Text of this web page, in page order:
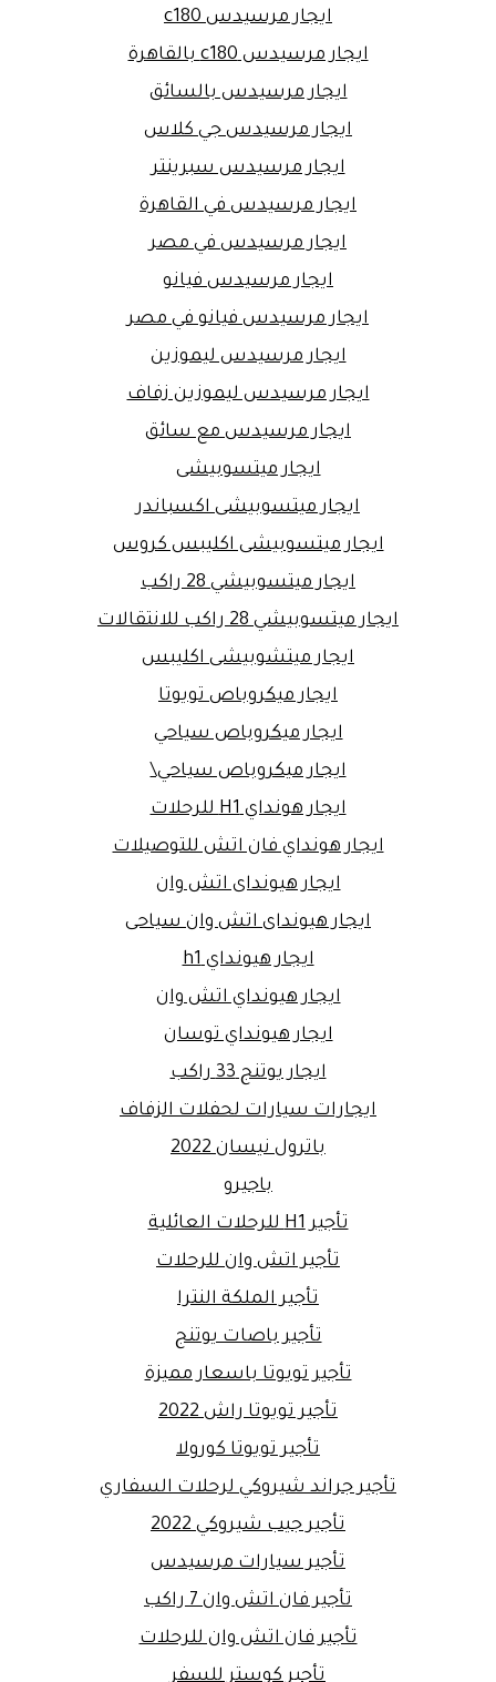
ايجار مرسيدس c180
ايجار مرسيدس c180 بالقاهرة
ايجار مرسيدس بالسائق
ايجار مرسيدس جي كلاس
ايجار مرسيدس سبرينتر
ايجار مرسيدس في القاهرة
ايجار مرسيدس في مصر
ايجار مرسيدس فيانو
ايجار مرسيدس فيانو في مصر
ايجار مرسيدس ليموزين
ايجار مرسيدس ليموزين زفاف
ايجار مرسيدس مع سائق
ايجار ميتسوبيشى
ايجار ميتسوبيشى اكسباندر
ايجار ميتسوبيشى اكليبس كروس
ايجار ميتسوبيشي 28 راكب
ايجار ميتسوبيشي 28 راكب للانتقالات
ايجار ميتشوبيشى اكليبس
ايجار ميكروباص تويوتا
ايجار ميكروباص سياحي
ايجار ميكروباص سياحي\
ايجار هونداي H1 للرحلات
ايجار هونداي فان اتش للتوصيلات
ايجار هيونداى اتش وان
ايجار هيونداى اتش وان سياحى
ايجار هيونداي h1
ايجار هيونداي اتش وان
ايجار هيونداي توسان
ايجار يوتنج 33 راكب
ايجارات سيارات لحفلات الزفاف
باترول نيسان 2022
باجيرو
تأجير H1 للرحلات العائلية
تأجير اتش وان للرحلات
تأجير الملكة النترا
تأجير باصات يوتنج
تأجير تويوتا باسعار مميزة
تأجير تويوتا راش 2022
تأجير تويوتا كورولا
تأجير جراند شيروكي لرحلات السفاري
تأجير جيب شيروكي 2022
تأجير سيارات مرسيدس
تأجير فان اتش وان 7 راكب
تأجير فان اتش وان للرحلات
تأجير كوستر للسفر